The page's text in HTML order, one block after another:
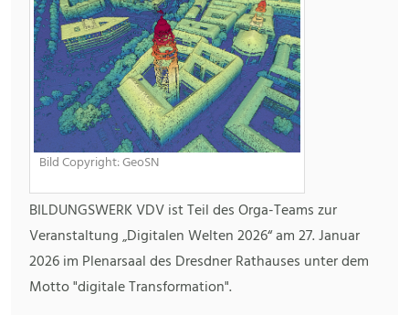
Bild Copyright: GeoSN
BILDUNGSWERK VDV ist Teil des Orga-Teams zur
Veranstaltung „Digitalen Welten 2026“ am 27. Januar
2026 im Plenarsaal des Dresdner Rathauses unter dem
Motto "digitale Transformation".